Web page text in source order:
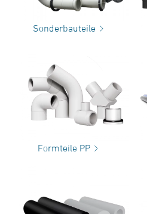
Sonderbauteile
Formteile PP